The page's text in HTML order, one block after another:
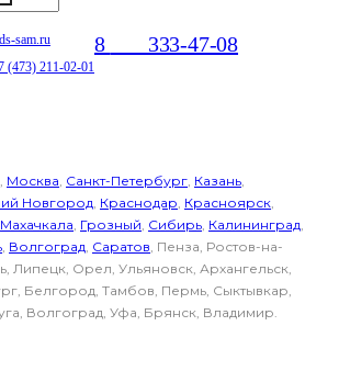
sam.ru
(473)211-02-01
8 333-47-08
Отдел продаж
, Москва, Санкт-Петербург, Казань,
Новгород, Краснодар, Красноярск,
Махачкала, Грозный, Сибирь, Калининград,
, Волгоград, Саратов, Пенза, Ростов-на-
Липецк, Орел, Ульяновск, Архангельск,
Белгород, Тамбов, Пермь, Сыктывкар,
Волгоград, Уфа, Брянск, Владимир.